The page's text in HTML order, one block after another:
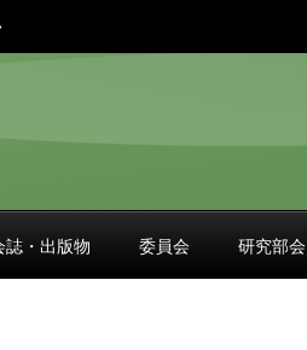
誌・出版物 委員会 研究部会